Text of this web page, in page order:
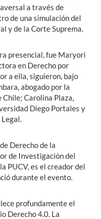
a través de
de una simulación del
y de la Corte Suprema.
presencial, fue Maryori
en Derecho por
a ella, siguieron, bajo
abogado por la
Carolina Plaza,
Diego Portales y
Derecho de la
de Investigación del
PUCV, es el creador del
durante el evento.
profundamente el
Derecho 4.0. La